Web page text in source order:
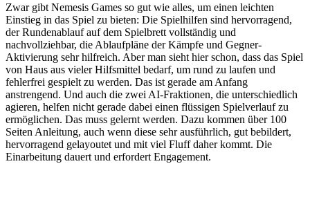
Zwar gibt Nemesis Games so gut wie alles, um einen leichten
Einstieg in das Spiel zu bieten: Die Spielhilfen sind hervorragend,
der Rundenablauf auf dem Spielbrett vollständig und
nachvollziehbar, die Ablaufpläne der Kämpfe und Gegner-
Aktivierung sehr hilfreich. Aber man sieht hier schon, dass das Spiel
von Haus aus vieler Hilfsmittel bedarf, um rund zu laufen und
fehlerfrei gespielt zu werden. Das ist gerade am Anfang
anstrengend. Und auch die zwei AI-Fraktionen, die unterschiedlich
agieren, helfen nicht gerade dabei einen flüssigen Spielverlauf zu
ermöglichen. Das muss gelernt werden. Dazu kommen über 100
Seiten Anleitung, auch wenn diese sehr ausführlich, gut bebildert,
hervorragend gelayoutet und mit viel Fluff daher kommt. Die
Einarbeitung dauert und erfordert Engagement.